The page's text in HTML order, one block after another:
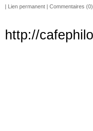
| Lien permanent | Commentaires (0)
http://